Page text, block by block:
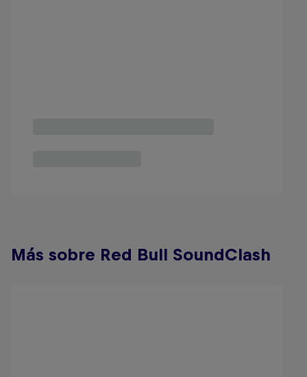
Más sobre Red Bull SoundClash